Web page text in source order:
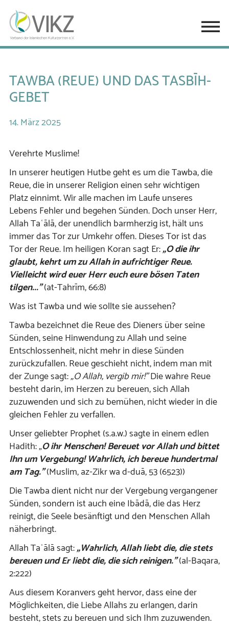
TAWBA (REUE) UND DAS TASBĪH-
GEBET
14.März2025
Verehrte Muslime!
In unserer heutigen Hutbe geht es um die Tawba, die
Reue, die in unserer Religion einen sehr wichtigen
Platz einnimt. Wir alle machen im Laufe unseres
Lebens Fehler und begehen Sünden. Doch unser Herr,
Allah Taʿālā, der unendlich barmherzig ist, hält uns
immer das Tor zur Umkehr offen. Dieses Tor ist das
Tor der Reue. Im heiligen Koran sagt Er:„O die ihr
glaubt, kehrtumzu Allah in aufrichtiger Reue.
Vielleicht wird euer Herr euch eurebösenTaten
tilgen...”(at-Tahrīm, 66:8)
Was ist Tawba und wie sollte sie aussehen?
Tawba bezeichnet die Reue des Dieners über seine
Sünden, seine Hinwendung zu Allah und seine
Entschlossenheit, nicht mehr in diese Sünden
zurückzufallen. Reue geschieht nicht, indem man mit
der Zunge sagt:„O Allah, vergib mir!”Die wahre Reue
besteht darin, im Herzen zu bereuen, sich Allah
zuzuwenden und sich zu bemühen, nicht wieder in die
gleichen Fehler zu verfallen.
Unser geliebter Prophet (s.a.w.) sagte in einem edlen
Hadith: „O ihr Menschen! Bereuet vor Allah und bittet
Ihn um Vergebung! Wahrlich, ich bereue hundertmal
am Tag.”(Muslim, az-Zikr wa d-duā, 53 (6523))
Die Tawba dient nicht nur der Vergebung vergangener
Sünden, sondern ist auch eine Ibādā, die das Herz
reinigt, die Seele besänftigt und den Menschen Allah
näherbringt.
Allah Taʿālā sagt:„Wahrlich, Allah liebt die, die stets
bereuen und Er liebt die, die sich reinigen.”(al-Baqara,
2:222)
Aus diesem Koranvers geht hervor, dass eine der
Möglichkeiten, die Liebe Allahs zu erlangen, darin
besteht, stets zu bereuen und sich Ihm zuzuwenden.